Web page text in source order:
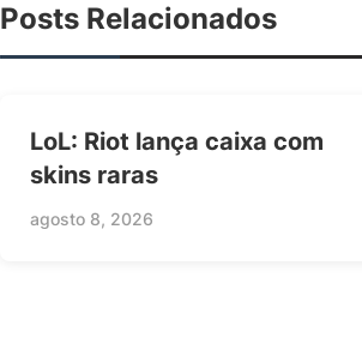
Posts Relacionados
LoL: Riot lança caixa com
skins raras
agosto 8, 2026